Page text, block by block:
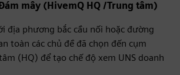
mây (HivemQ HQ /Trung tâm)
địa phương bắc cầu nối hoặc đường
toàn các chủ đề đã chọn đến cụm
(HQ) để tạo chế độ xem UNS doanh